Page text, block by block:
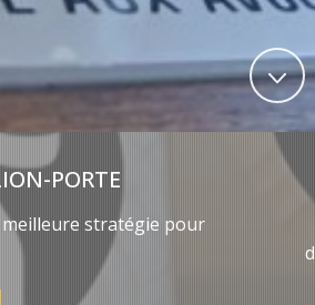
PORTE
meilleure stratégie pour